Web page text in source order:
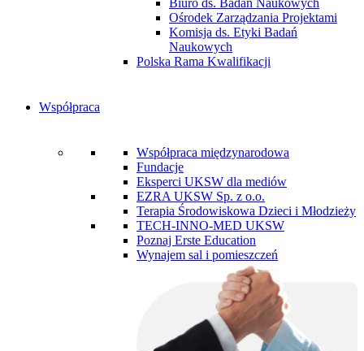
Biuro ds. Badań Naukowych
Ośrodek Zarządzania Projektami
Komisja ds. Etyki Badań
Naukowych
Polska Rama Kwalifikacji
Współpraca
Współpraca międzynarodowa
Fundacje
Eksperci UKSW dla mediów
EZRA UKSW Sp. z o.o.
Terapia Środowiskowa Dzieci i Młodzieży
TECH-INNO-MED UKSW
Poznaj Erste Education
Wynajem sal i pomieszczeń